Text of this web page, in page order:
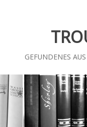
GEFUNDENES